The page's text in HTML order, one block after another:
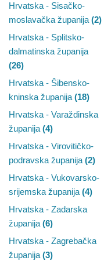
Hrvatska - Sisačko-
moslavačka županija (2)
Hrvatska - Splitsko-
dalmatinska županija
(26)
Hrvatska - Šibensko-
kninska županija (18)
Hrvatska - Varaždinska
županija (4)
Hrvatska - Virovitičko-
podravska županija (2)
Hrvatska - Vukovarsko-
srijemska županija (4)
Hrvatska - Zadarska
županija (6)
Hrvatska - Zagrebačka
županija (3)